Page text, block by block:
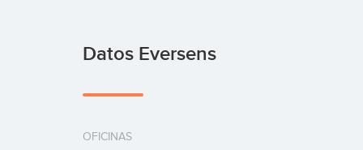
Datos Eversens
OFICINAS